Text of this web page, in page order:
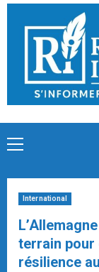
Skip
content
Primary
International
terrain pour
résilience